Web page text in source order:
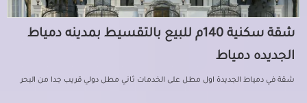
شقة سكنية 140م للبيع بالتقسيط بمدينه دمياط
الجديده دمياط
شقة في دمياط الجديدة اول مطل على الخدمات ثاني مطل دولي قريب جدا من البحر